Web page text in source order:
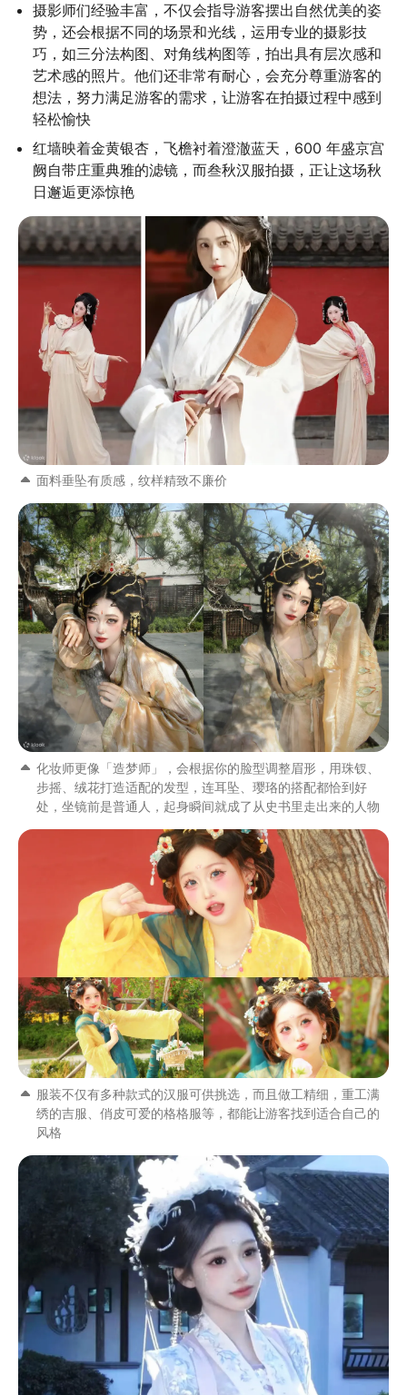
摄影师们经验丰富，不仅会指导游客摆出自然优美的姿
势，还会根据不同的场景和光线，运用专业的摄影技
巧，如三分法构图、对角线构图等，拍出具有层次感和
艺术感的照片。他们还非常有耐心，会充分尊重游客的
想法，努力满足游客的需求，让游客在拍摄过程中感到
轻松愉快
红墙映着金黄银杏，飞檐衬着澄澈蓝天，600 年盛京宫
阙自带庄重典雅的滤镜，而叁秋汉服拍摄，正让这场秋
日邂逅更添惊艳
面料垂坠有质感，纹样精致不廉价
化妆师更像「造梦师」，会根据你的脸型调整眉形，用珠钗、
步摇、绒花打造适配的发型，连耳坠、璎珞的搭配都恰到好
处，坐镜前是普通人，起身瞬间就成了从史书里走出来的人物
服装不仅有多种款式的汉服可供挑选，而且做工精细，重工满
绣的吉服、俏皮可爱的格格服等，都能让游客找到适合自己的
风格